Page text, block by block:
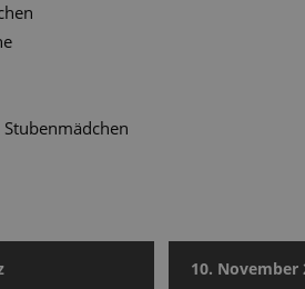
10. November